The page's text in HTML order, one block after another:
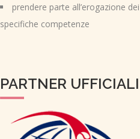
prendere parte all’erogazione
specifiche competenze
PARTNER UFFICIALI